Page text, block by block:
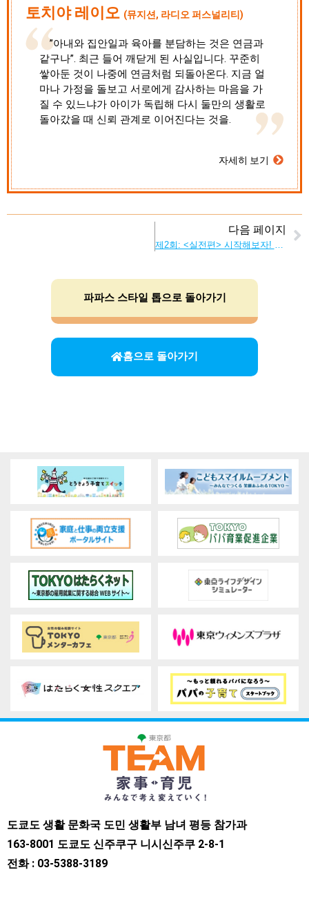
토치야 레이오 (뮤지션, 라디오 퍼스널리티)
”아내와 집안일과 육아를 분담하는 것은 연금과
같구나”. 최근 들어 깨닫게 된 사실입니다. 꾸준히
쌓아둔 것이 나중에 연금처럼 되돌아온다. 지금 얼
마나 가정을 돌보고 서로에게 감사하는 마음을 가
질 수 있느냐가 아이가 독립해 다시 둘만의 생활로
돌아갔을 때 신뢰 관계로 이어진다는 것을.
자세히 보기
다음 페이지
제2회: <실전편> 시작해보자! 가사・육아
파파스 스타일 톱으로 돌아가기
홈으로 돌아가기
도쿄도 생활 문화국 도민 생활부 남녀 평등 참가과
163-8001 도쿄도 신주쿠구 니시신주쿠 2-8-1
전화 : 03-5388-3189